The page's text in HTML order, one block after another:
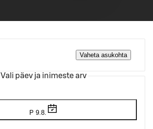
Vaheta asukohta
Vali päev ja inimeste arv
P 9.8.